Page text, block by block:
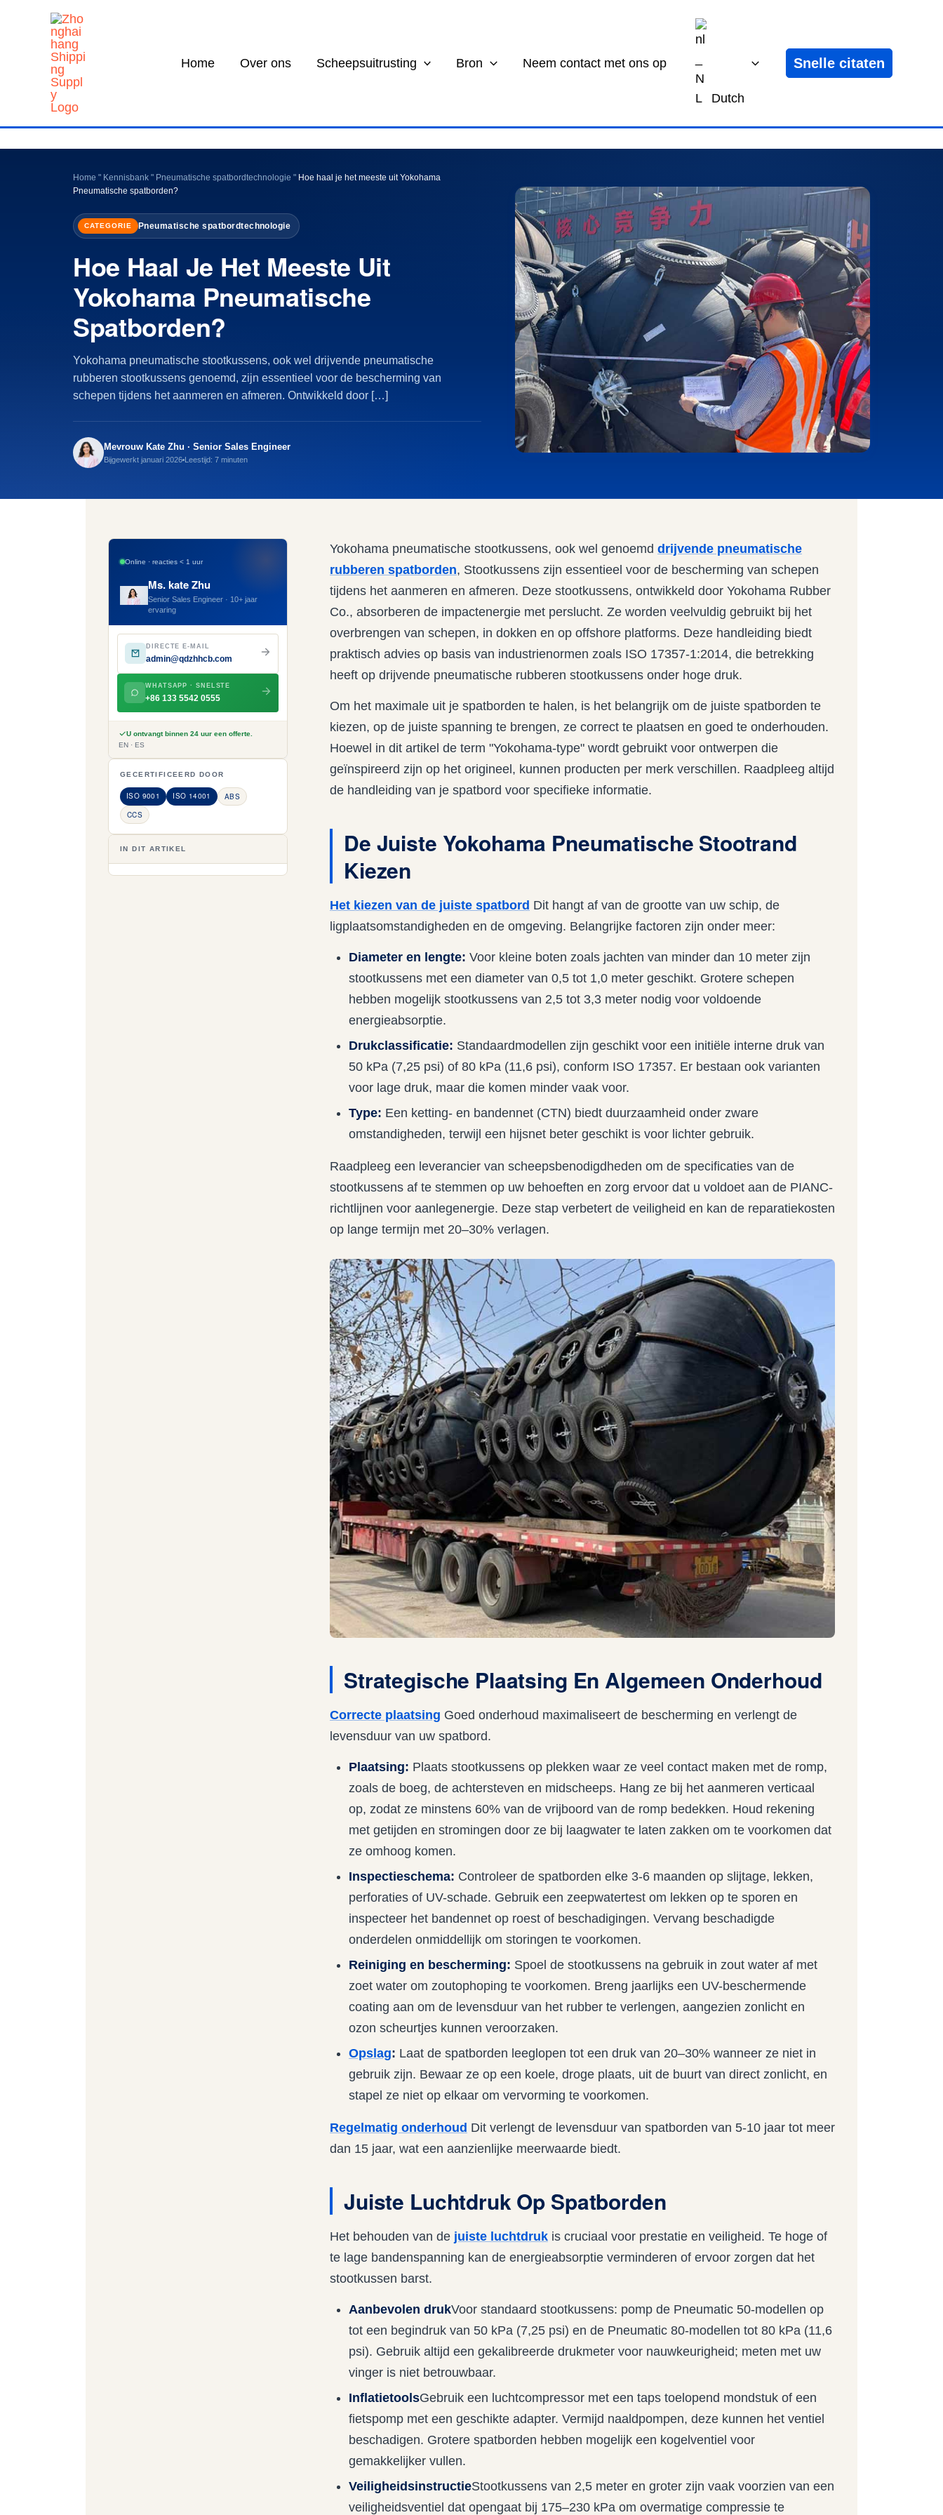
Overslaan
Home
Over ons Scheepsuitrusting Bron Neem contact met ons op
Dutch
Snelle citaten
Home " Kennisbank " Pneumatische spatbordtechnologie " Hoe haal je het meeste uit Yokohama
Pneumatische spatborden?
CATEGORIE Pneumatische spatbordtechnologie
Hoe Haal Je Het Meeste Uit
Yokohama Pneumatische
Spatborden?
Yokohama pneumatische stootkussens, ook wel drijvende pneumatische
rubberen stootkussens genoemd, zijn essentieel voor de bescherming van
schepen tijdens het aanmeren en afmeren. Ontwikkeld door […]
Mevrouw Kate Zhu · Senior Sales Engineer
Bijgewerkt januari 2026 Leestijd: 7 minuten
Online · reacties < 1 uur
Ms. kate Zhu
Senior Sales Engineer · 10+ jaar
ervaring
DIRECTE E-MAIL
admin@qdzhhcb.com
WHATSAPP · SNELSTE
+86 133 5542 0555
U ontvangt binnen 24 uur een offerte.
EN · ES
GECERTIFICEERD DOOR
ISO 9001 ISO 14001
ABS
CCS
IN DIT ARTIKEL
Yokohama pneumatische stootkussens, ook wel genoemd drijvende pneumatische
rubberen spatborden, Stootkussens zijn essentieel voor de bescherming van schepen
tijdens het aanmeren en afmeren. Deze stootkussens, ontwikkeld door Yokohama Rubber
Co., absorberen de impactenergie met perslucht. Ze worden veelvuldig gebruikt bij het
overbrengen van schepen, in dokken en op offshore platforms. Deze handleiding biedt
praktisch advies op basis van industrienormen zoals ISO 17357-1:2014, die betrekking
heeft op drijvende pneumatische rubberen stootkussens onder hoge druk.
Om het maximale uit je spatborden te halen, is het belangrijk om de juiste spatborden te
kiezen, op de juiste spanning te brengen, ze correct te plaatsen en goed te onderhouden.
Hoewel in dit artikel de term "Yokohama-type" wordt gebruikt voor ontwerpen die
geïnspireerd zijn op het origineel, kunnen producten per merk verschillen. Raadpleeg altijd
de handleiding van je spatbord voor specifieke informatie.
De Juiste Yokohama Pneumatische Stootrand
Kiezen
Het kiezen van de juiste spatbord Dit hangt af van de grootte van uw schip, de
ligplaatsomstandigheden en de omgeving. Belangrijke factoren zijn onder meer:
Diameter en lengte: Voor kleine boten zoals jachten van minder dan 10 meter zijn
stootkussens met een diameter van 0,5 tot 1,0 meter geschikt. Grotere schepen
hebben mogelijk stootkussens van 2,5 tot 3,3 meter nodig voor voldoende
energieabsorptie.
Drukclassificatie: Standaardmodellen zijn geschikt voor een initiële interne druk van
50 kPa (7,25 psi) of 80 kPa (11,6 psi), conform ISO 17357. Er bestaan ook varianten
voor lage druk, maar die komen minder vaak voor.
Type: Een ketting- en bandennet (CTN) biedt duurzaamheid onder zware
omstandigheden, terwijl een hijsnet beter geschikt is voor lichter gebruik.
Raadpleeg een leverancier van scheepsbenodigdheden om de specificaties van de
stootkussens af te stemmen op uw behoeften en zorg ervoor dat u voldoet aan de PIANC-
richtlijnen voor aanlegenergie. Deze stap verbetert de veiligheid en kan de reparatiekosten
op lange termijn met 20–30% verlagen.
Strategische Plaatsing En Algemeen Onderhoud
Correcte plaatsing Goed onderhoud maximaliseert de bescherming en verlengt de
levensduur van uw spatbord.
Plaatsing: Plaats stootkussens op plekken waar ze veel contact maken met de romp,
zoals de boeg, de achtersteven en midscheeps. Hang ze bij het aanmeren verticaal
op, zodat ze minstens 60% van de vrijboord van de romp bedekken. Houd rekening
met getijden en stromingen door ze bij laagwater te laten zakken om te voorkomen dat
ze omhoog komen.
Inspectieschema: Controleer de spatborden elke 3-6 maanden op slijtage, lekken,
perforaties of UV-schade. Gebruik een zeepwatertest om lekken op te sporen en
inspecteer het bandennet op roest of beschadigingen. Vervang beschadigde
onderdelen onmiddellijk om storingen te voorkomen.
Reiniging en bescherming: Spoel de stootkussens na gebruik in zout water af met
zoet water om zoutophoping te voorkomen. Breng jaarlijks een UV-beschermende
coating aan om de levensduur van het rubber te verlengen, aangezien zonlicht en
ozon scheurtjes kunnen veroorzaken.
Opslag: Laat de spatborden leeglopen tot een druk van 20–30% wanneer ze niet in
gebruik zijn. Bewaar ze op een koele, droge plaats, uit de buurt van direct zonlicht, en
stapel ze niet op elkaar om vervorming te voorkomen.
Regelmatig onderhoud Dit verlengt de levensduur van spatborden van 5-10 jaar tot meer
dan 15 jaar, wat een aanzienlijke meerwaarde biedt.
Juiste Luchtdruk Op Spatborden
Het behouden van de juiste luchtdruk is cruciaal voor prestatie en veiligheid. Te hoge of
te lage bandenspanning kan de energieabsorptie verminderen of ervoor zorgen dat het
stootkussen barst.
Aanbevolen drukVoor standaard stootkussens: pomp de Pneumatic 50-modellen op
tot een begindruk van 50 kPa (7,25 psi) en de Pneumatic 80-modellen tot 80 kPa (11,6
psi). Gebruik altijd een gekalibreerde drukmeter voor nauwkeurigheid; meten met uw
vinger is niet betrouwbaar.
InflatietoolsGebruik een luchtcompressor met een taps toelopend mondstuk of een
fietspomp met een geschikte adapter. Vermijd naaldpompen, deze kunnen het ventiel
beschadigen. Grotere spatborden hebben mogelijk een kogelventiel voor
gemakkelijker vullen.
VeiligheidsinstructieStootkussens van 2,5 meter en groter zijn vaak voorzien van een
veiligheidsventiel dat opengaat bij 175–230 kPa om overmatige compressie te